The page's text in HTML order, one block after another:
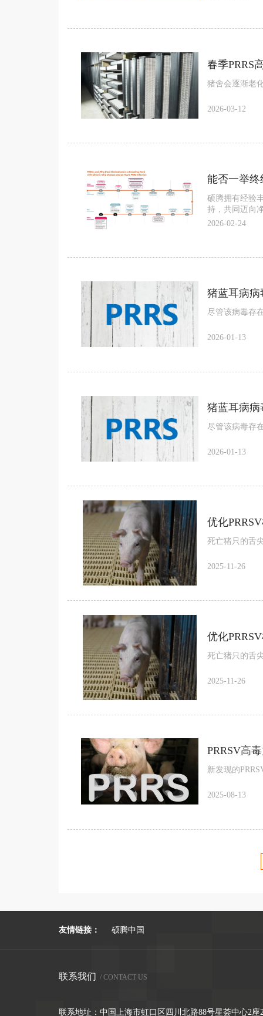
春季PRRS
猪舍会逐渐老
2026-03-12
能否一举终
硕腾拥有经验
持，共同迈向
2026-02-24
猪蓝耳病
尽管该病毒存
2026-01-13
猪蓝耳病
尽管该病毒存
2026-01-13
优化
死亡猪只的舌
2025-11-26
优化
死亡猪只的舌
2025-11-26
PRRSV高
新发现的
2025-08-13
友情链接： 硕腾中国
联系我们 / CONTACT US
联系地址：中国上海市虹口区四川北路88号星荟中心2座